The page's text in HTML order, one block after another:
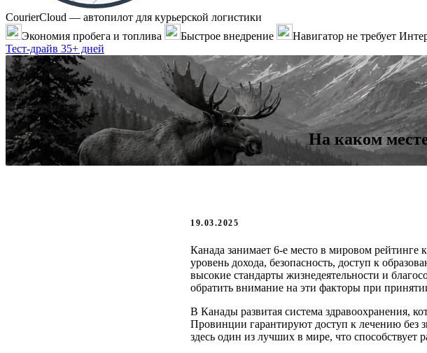
CourierCloud — автопилот для курьерской логистики
Экономия пробега и топлива
Быстрое внедрение Навигатор не требует
Тест-драйв 35+ дней
На каком
19.03.2025
Канада занимает 6-е место в мировом рейтинге
уровень дохода, безопасность, доступ к
высокие стандарты жизнедеятельности и
обратить внимание на эти факторы при
В Канады развитая система здравоохранения,
Провинции гарантируют доступ к лечению без
здесь один из лучших в мире, что